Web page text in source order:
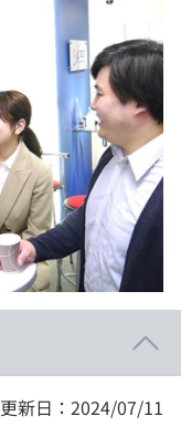
更新日：2024/07/11